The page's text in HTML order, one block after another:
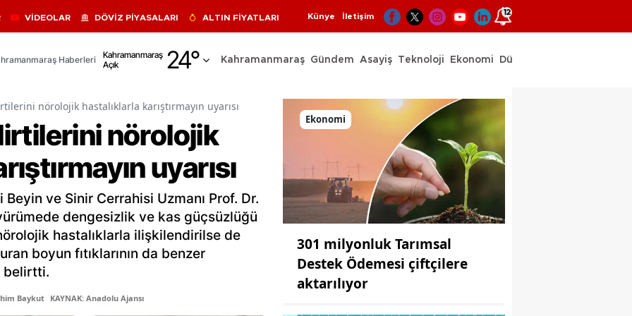
VİDEOLAR DÖVİZ PİYASALARI ALTIN FİYATLARI Künye İletişim 12
Haberleri
Kahramanmaraş
Açık
24°
Adıyaman
Afyonkarahisar
Ağrı
Antalya
Artvin
Balıkesir
Kahramanmaraş Gündem Asayiş Teknoloji Ekonomi Dünya
nörolojik hastalıklarla karıştırmayın uyarısı
nörolojik
uyarısı
ve Sinir Cerrahisi Uzmanı Prof. Dr.
dengesizlik ve kas güçsüzlüğü
hastalıklarla ilişkilendirilse de
boyun fıtıklarının da benzer
belirtti.
Baykut KAYNAK: Anadolu Ajansı
Ekonomi
301 milyonluk Tarımsal
Destek Ödemesi çiftçilere
aktarılıyor